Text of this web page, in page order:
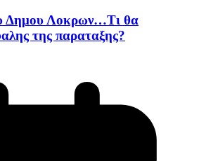
Δημου Λοκρων…Τι θα
της παραταξης?